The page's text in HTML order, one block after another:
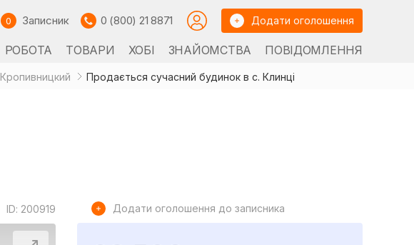
0 Записник 0 (800) 21 8871 Додати оголошення
РОБОТА ТОВАРИ ХОБІ ЗНАЙОМСТВА ПОВІДОМЛЕННЯ
Кропивницкий Продається сучасний будинок в с. Клинці
ID: 200919 Додати оголошення до записника